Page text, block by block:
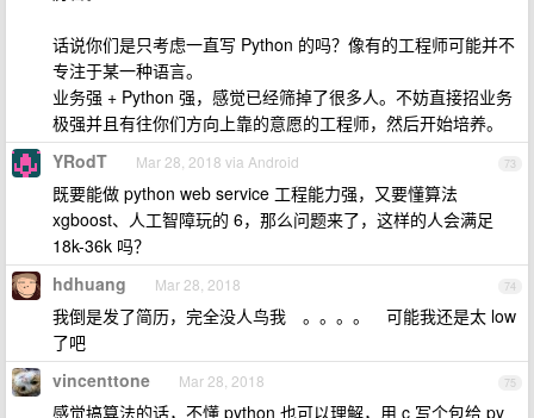
话说你们是只考虑一直写 Python 的吗？像有的工程师可能并不
专注于某一种语言。
业务强 + Python 强，感觉已经筛掉了很多人。不妨直接招业务
极强并且有往你们方向上靠的意愿的工程师，然后开始培养。
73
YRodT Mar 28, 2018 via Android
既要能做 python web service 工程能力强，又要懂算法
xgboost、人工智障玩的 6，那么问题来了，这样的人会满足
18k-36k 吗？
74
hdhuang Mar 28, 2018
我倒是发了简历，完全没人鸟我 。。。。 可能我还是太 low
了吧
75
vincenttone Mar 28, 2018
感觉搞算法的话，不懂 python 也可以理解，用 c 写个包给 py